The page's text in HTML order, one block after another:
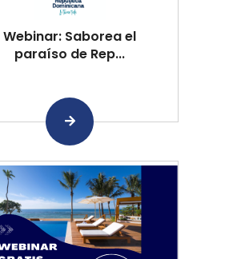
Webinar: Saborea el
paraíso de Rep...